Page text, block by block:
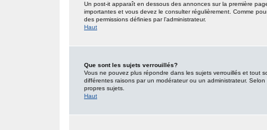
Un post-it apparaît en dessous des annonces sur la première
importantes et vous devez le consulter régulièrement. Comme
des permissions définies par l’administrateur.
Haut
Que sont les sujets verrouillés?
Vous ne pouvez plus répondre dans les sujets verrouillés et tout
différentes raisons par un modérateur ou un administrateur.
propres sujets.
Haut